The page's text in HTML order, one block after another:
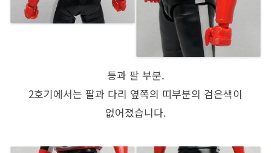
등과 팔 부분.
2호기에서는 팔과 다리 옆쪽의 띠부분의 검은색이
없어졌습니다.